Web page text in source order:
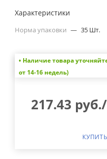
Характеристики
Норма упаковки — 35 Шт.
• Наличие товара
от 14-16 недель)
217.43 руб.